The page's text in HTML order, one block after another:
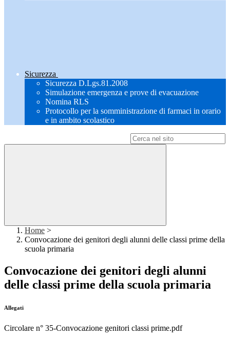
Sicurezza
Sicurezza D.Lgs.81.2008
Simulazione emergenza e prove di evacuazione
Nomina RLS
Protocollo per la somministrazione di farmaci in orario
e in ambito scolastico
Home >
Convocazione dei genitori degli alunni delle classi prime della
scuola primaria
Convocazione dei genitori degli alunni
delle classi prime della scuola primaria
Allegati
Circolare n° 35-Convocazione genitori classi prime.pdf